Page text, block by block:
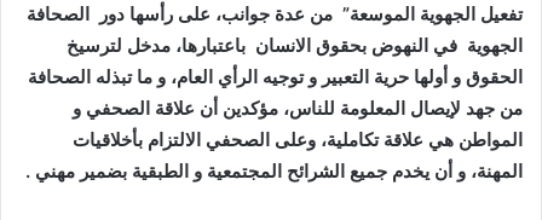
تفعيل الجهوية الموسعة” من عدة جوانب، على رأسها دور الصحافة
الجهوية في النهوض بحقوق الانسان باعتبارها، مدخل لترسيخ
الحقوق و أولها حرية التعبير و توجيه الرأي العام، و ما تبذله الصحافة
من جهد لإيصال المعلومة للناس، مؤكدين أن علاقة الصحفي و
المواطن هي علاقة تكاملية، وعلى الصحفي الالتزام بأخلاقيات
المهنة، و أن يخدم جميع الشرائح المجتمعية و الطبقية بضمير مهني .